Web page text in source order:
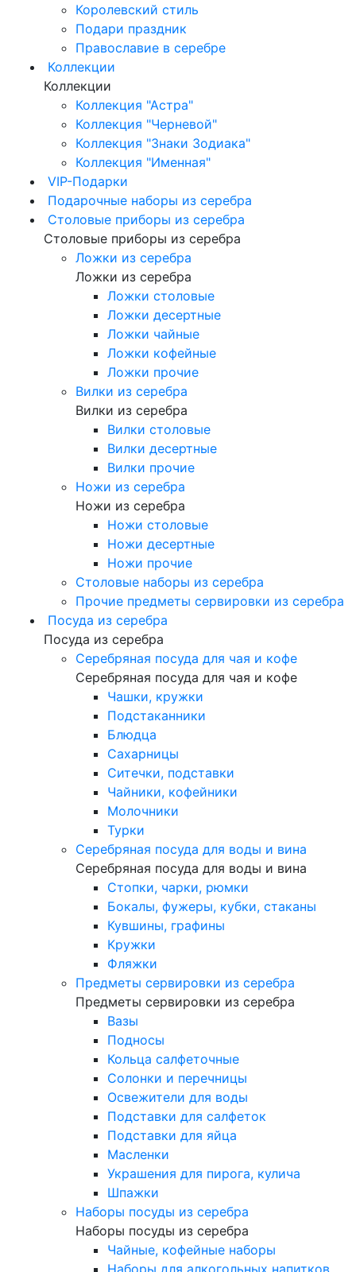
Королевский стиль
Подари праздник
Православие в серебре
Коллекции
Коллекции
Коллекция "Астра"
Коллекция "Черневой"
Коллекция "Знаки Зодиака"
Коллекция "Именная"
VIP-Подарки
Подарочные наборы из серебра
Столовые приборы из серебра
Столовые приборы из серебра
Ложки из серебра
Ложки из серебра
Ложки столовые
Ложки десертные
Ложки чайные
Ложки кофейные
Ложки прочие
Вилки из серебра
Вилки из серебра
Вилки столовые
Вилки десертные
Вилки прочие
Ножи из серебра
Ножи из серебра
Ножи столовые
Ножи десертные
Ножи прочие
Столовые наборы из серебра
Прочие предметы сервировки из серебра
Посуда из серебра
Посуда из серебра
Серебряная посуда для чая и кофе
Серебряная посуда для чая и кофе
Чашки, кружки
Подстаканники
Блюдца
Сахарницы
Ситечки, подставки
Чайники, кофейники
Молочники
Турки
Серебряная посуда для воды и вина
Серебряная посуда для воды и вина
Стопки, чарки, рюмки
Бокалы, фужеры, кубки, стаканы
Кувшины, графины
Кружки
Фляжки
Предметы сервировки из серебра
Предметы сервировки из серебра
Вазы
Подносы
Кольца салфеточные
Солонки и перечницы
Освежители для воды
Подставки для салфеток
Подставки для яйца
Масленки
Украшения для пирога, кулича
Шпажки
Наборы посуды из серебра
Наборы посуды из серебра
Чайные, кофейные наборы
Наборы для алкогольных напитков